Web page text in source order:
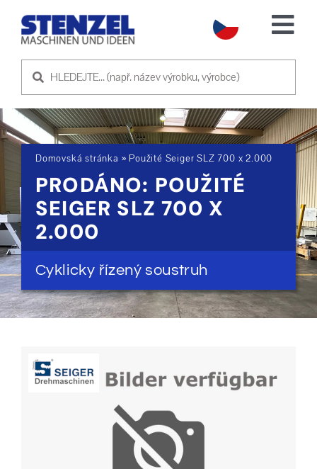
POUŽITÉ STROJE
PRODEJ STROJE
SLUŽBA
O NÁS
KONTAKTUJTE NÁS
Domovská stránka » Použité Seiger SLZ 700 x 2.000
PRODÁNO: POUŽITÉ
SEIGER SLZ 700 X
2.000
Cyklicky řízený soustruh